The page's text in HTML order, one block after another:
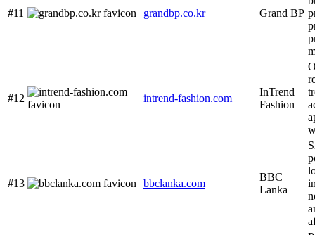
#11 grandbp.co.kr Grand BP
#12 intrend-fashion.com
InTrend
Fashion
#13 bbclanka.com
BBC
Lanka